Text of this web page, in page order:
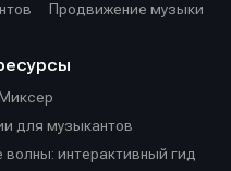
Продвижение музыки
для музыкантов
волны: интерактивный гид